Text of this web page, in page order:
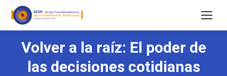
Volver a la raíz: El poder de
las decisiones cotidianas